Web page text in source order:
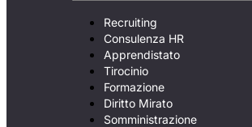
Recruiting
Consulenza HR
Apprendistato
Tirocinio
Formazione
Diritto Mirato
Somministrazione